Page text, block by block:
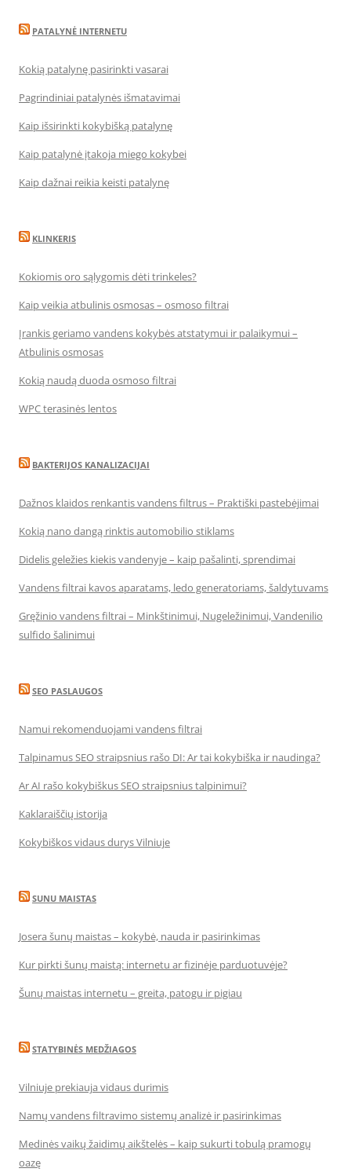
PATALYNĖ INTERNETU
Kokią patalynę pasirinkti vasarai
Pagrindiniai patalynės išmatavimai
Kaip išsirinkti kokybišką patalynę
Kaip patalynė įtakoja miego kokybei
Kaip dažnai reikia keisti patalynę
KLINKERIS
Kokiomis oro sąlygomis dėti trinkeles?
Kaip veikia atbulinis osmosas – osmoso filtrai
Įrankis geriamo vandens kokybės atstatymui ir palaikymui –
Atbulinis osmosas
Kokią naudą duoda osmoso filtrai
WPC terasinės lentos
BAKTERIJOS KANALIZACIJAI
Dažnos klaidos renkantis vandens filtrus – Praktiški pastebėjimai
Kokią nano dangą rinktis automobilio stiklams
Didelis geležies kiekis vandenyje – kaip pašalinti, sprendimai
Vandens filtrai kavos aparatams, ledo generatoriams, šaldytuvams
Gręžinio vandens filtrai – Minkštinimui, Nugeležinimui, Vandenilio
sulfido šalinimui
SEO PASLAUGOS
Namui rekomenduojami vandens filtrai
Talpinamus SEO straipsnius rašo DI: Ar tai kokybiška ir naudinga?
Ar AI rašo kokybiškus SEO straipsnius talpinimui?
Kaklaraiščių istorija
Kokybiškos vidaus durys Vilniuje
SUNU MAISTAS
Josera šunų maistas – kokybė, nauda ir pasirinkimas
Kur pirkti šunų maistą: internetu ar fizinėje parduotuvėje?
Šunų maistas internetu – greita, patogu ir pigiau
STATYBINĖS MEDŽIAGOS
Vilniuje prekiauja vidaus durimis
Namų vandens filtravimo sistemų analizė ir pasirinkimas
Medinės vaikų žaidimų aikštelės – kaip sukurti tobulą pramogų
oazę